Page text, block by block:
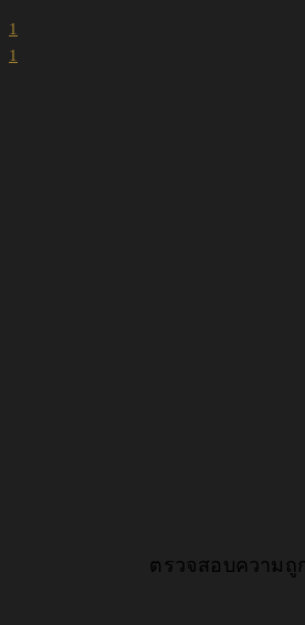
1
1
ตรวจสอบความถู